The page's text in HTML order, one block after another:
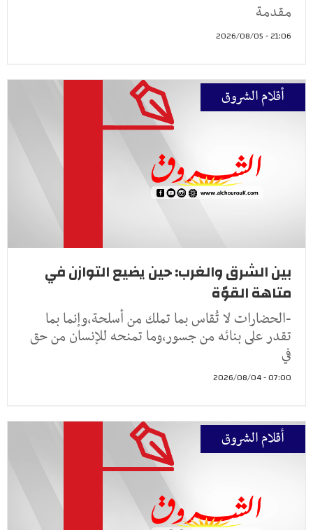
مقدمة
21:06 - 2026/08/05
أقلام الشروق
بين الشرق والغرب: حين يضيع التوازن في
متاهة القوّة
-الحضارات لا تُقاس بما تملك من أسلحة،وإنما بما
تقدر على بنائه من جسور،وما تمنحه للإنسان من حق
في
07:00 - 2026/08/04
أقلام الشروق